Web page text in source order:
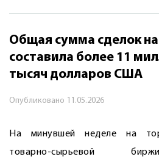
Общая сумма сделок на
составила более 11
тысяч долларов США
Опубликовано 11.05.2026
На минувшей неделе на
товарно-сырьевой